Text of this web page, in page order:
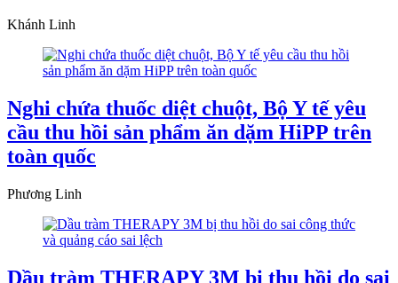
Khánh Linh
Nghi chứa thuốc diệt chuột, Bộ Y tế yêu
cầu thu hồi sản phẩm ăn dặm HiPP trên
toàn quốc
Phương Linh
Dầu tràm THERAPY 3M bị thu hồi do sai